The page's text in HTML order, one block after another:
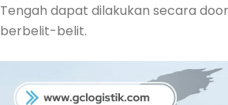
Tengah dapat dilakukan secara
berbelit-belit.